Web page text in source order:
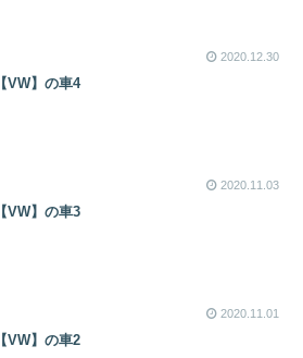
2020.12.30
【VW】の車4
2020.11.03
【VW】の車3
2020.11.01
【VW】の車2